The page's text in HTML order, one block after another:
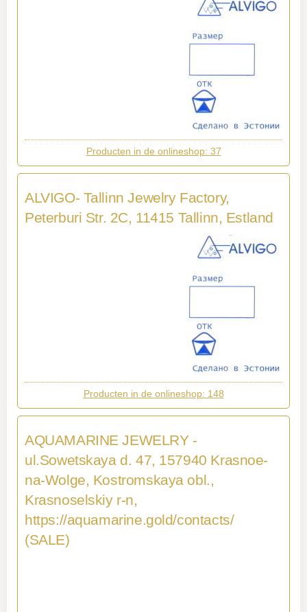
Producten in de onlineshop: 37
ALVIGO- Tallinn Jewelry Factory,
Peterburi Str. 2C, 11415 Tallinn, Estland
Producten in de onlineshop: 148
AQUAMARINE JEWELRY -
ul.Sowetskaya d. 47, 157940 Krasnoe-
na-Wolge, Kostromskaya obl.,
Krasnoselskiy r-n,
https://aquamarine.gold/contacts/
(SALE)